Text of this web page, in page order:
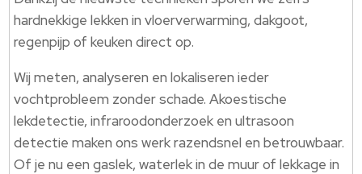
hardnekkige lekken in vloerverwarming, dakgoot,
regenpijp of keuken direct op.​
Wij meten, analyseren en lokaliseren ieder
vochtprobleem zonder schade.​ Akoestische
lekdetectie, infraroodonderzoek en ultrasoon
detectie maken ons werk razendsnel en betrouwbaar.​
Of je nu een gaslek, waterlek in de muur of lekkage in